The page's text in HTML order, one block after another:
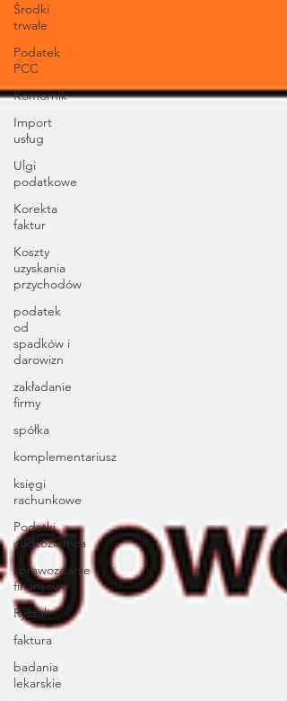
Środki
trwałe
Podatek
PCC
Komornik
Import
usług
Ulgi
podatkowe
Korekta
faktur
Koszty
uzyskania
przychodów
podatek
od
spadków i
darowizn
zakładanie
firmy
spółka
komplementariusz
księgi
rachunkowe
Podatki
cudzoziemca
sprawozdanie
finansowe
Ryczałt
faktura
badania
lekarskie